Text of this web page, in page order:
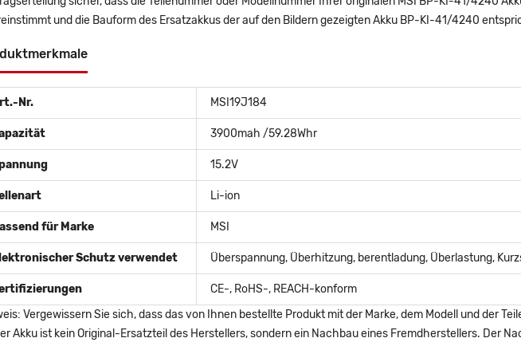
und die Bauform des Ersatzakkus der auf den Bildern gezeigten Akku BP-KI-41/4240
Nr. MSI19J184
3900mah /59.28Whr
15.2V
Li-ion
für Marke MSI
Schutz verwendet Überspannung, Überhitzung, berentladung, Überlastung,
CE-, RoHS-, REACH-konform
Vergewissern Sie sich, dass das von Ihnen bestellte Produkt mit der Marke, dem Modell und der
Akku ist kein Original-Ersatzteil des Herstellers, sondern ein Nachbau eines Fremdherstellers. Der